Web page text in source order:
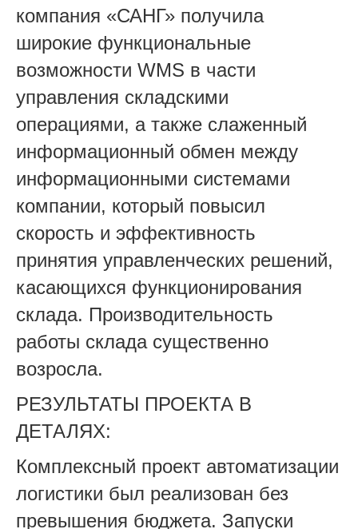
компания «САНГ» получила
широкие функциональные
возможности WMS в части
управления складскими
операциями, а также слаженный
информационный обмен между
информационными системами
компании, который повысил
скорость и эффективность
принятия управленческих решений,
касающихся функционирования
склада. Производительность
работы склада существенно
возросла.
РЕЗУЛЬТАТЫ ПРОЕКТА В
ДЕТАЛЯХ:
Комплексный проект автоматизации
логистики был реализован без
превышения бюджета. Запуски